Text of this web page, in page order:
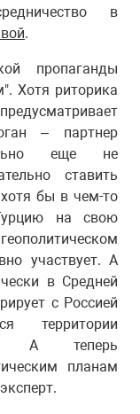
в
.
пропаганды
Хотя риторика
– партнер
еще не
ставить
бы в чем-то
на свою
участвует. А
в Средней
с Россией
территории
А теперь
планам